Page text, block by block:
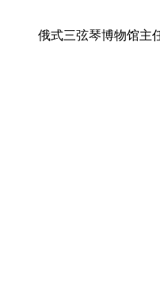
俄式三弦琴博物馆主